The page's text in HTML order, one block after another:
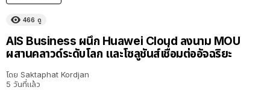
466 ดู
AIS Business ผนึก Huawei Cloud ลงนาม MOU
ผสานคลาวด์ระดับโลก และโซลูชันส์เชื่อมต่ออัจฉริยะ
โดย Saktaphat Kordjan
5 วันที่แล้ว